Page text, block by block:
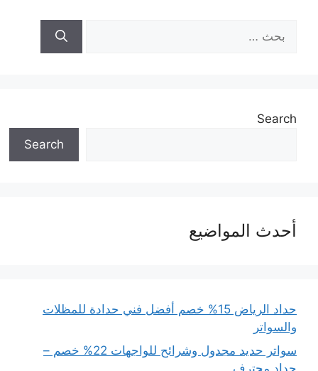
عن:
Search
Search
أحدث المواضيع
حداد الرياض 15% خصم أفضل فني حدادة للمظلات
والسواتر
سواتر حديد مجدول وشرائح للواجهات 22% خصم –
حداد محترف